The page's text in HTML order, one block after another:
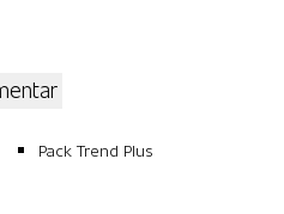
Pack Trend Plus